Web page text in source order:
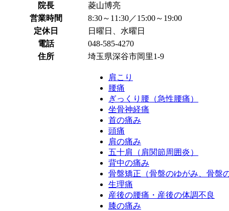
院長
菱山博亮
営業時間
8:30～11:30／15:00～19:00
定休日
日曜日、水曜日
電話
048-585-4270
住所
埼玉県深谷市岡里1-9
肩こり
腰痛
ぎっくり腰（急性腰痛）
坐骨神経痛
首の痛み
頭痛
肩の痛み
五十肩（肩関節周囲炎）
背中の痛み
骨盤矯正（骨盤のゆがみ、骨盤
生理痛
産後の腰痛・産後の体調不良
膝の痛み